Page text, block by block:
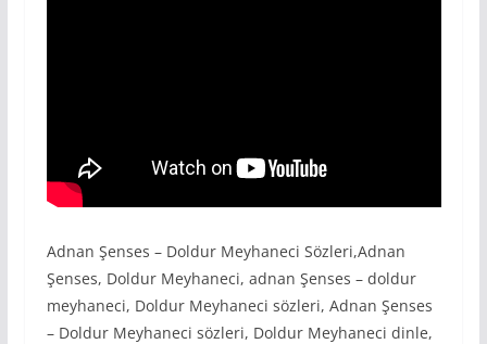
Adnan Şenses – Doldur Meyhaneci Sözleri,Adnan
Şenses, Doldur Meyhaneci, adnan Şenses – doldur
meyhaneci, Doldur Meyhaneci sözleri, Adnan Şenses
– Doldur Meyhaneci sözleri, Doldur Meyhaneci dinle,